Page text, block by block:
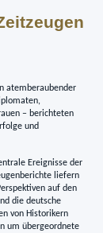
atemberaubender
– berichteten
und
Ereignisse der
liefern
auf den
die deutsche
von Historikern
um übergeordnete